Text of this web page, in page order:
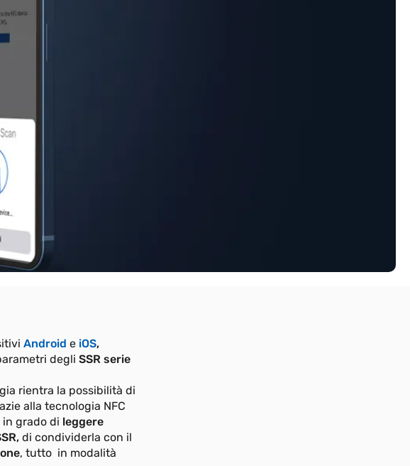
Android e iOS,
degli SSR serie
rientra la possibilità di
alla tecnologia NFC
in grado di leggere
di condividerla con il
, tutto in modalità